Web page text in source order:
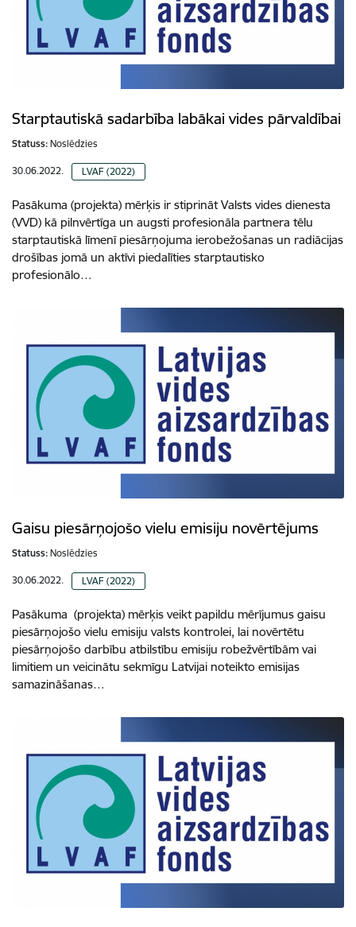
Starptautiskā sadarbība labākai vides pārvaldībai
Statuss: Noslēdzies
30.06.2022. LVAF (2022)
Pasākuma (projekta) mērķis ir stiprināt Valsts vides dienesta
(VVD) kā pilnvērtīga un augsti profesionāla partnera tēlu
starptautiskā līmenī piesārņojuma ierobežošanas un radiācijas
drošības jomā un aktīvi piedalīties starptautisko
profesionālo…
Gaisu piesārņojošo vielu emisiju novērtējums
Statuss: Noslēdzies
30.06.2022. LVAF (2022)
Pasākuma (projekta) mērķis veikt papildu mērījumus gaisu
piesārņojošo vielu emisiju valsts kontrolei, lai novērtētu
piesārņojošo darbību atbilstību emisiju robežvērtībām vai
limitiem un veicinātu sekmīgu Latvijai noteikto emisijas
samazināšanas…